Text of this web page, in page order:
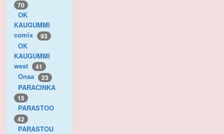
70
OK
KAUGUMMI
comix
93
OK
KAUGUMMI
west
41
Onsa 23
PARACINKA
15
PARASTOO
42
PARASTOU